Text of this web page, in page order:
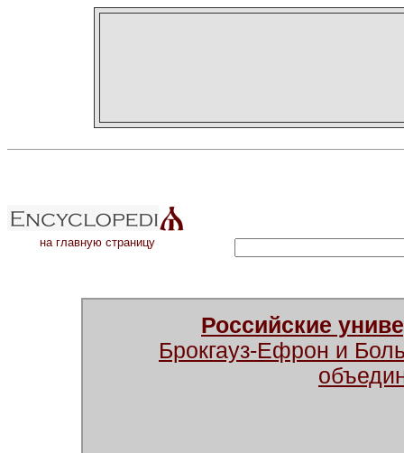
на главную страницу
Российские
Брокгауз-Ефрон и